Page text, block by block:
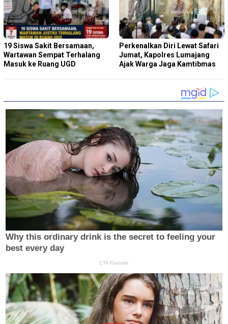
19 Siswa Sakit Bersamaan,
Wartawan Sempat Terhalang
Masuk ke Ruang UGD
Perkenalkan Diri Lewat Safari
Jumat, Kapolres Lumajang
Ajak Warga Jaga Kamtibmas